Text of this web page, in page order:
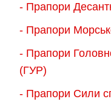
на
- Прапори
- Прапори
- Прапори
(ГУР)
- Прапори Сили